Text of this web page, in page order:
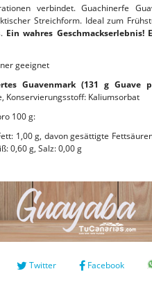
verbindet. Guachinerfe
Streichform. Ideal zum
Ein wahres Geschmackserlebnis!
geeignet
Guavenmark (131 g Guave
Konservierungsstoff: Kaliumsorbat
100 g:
1,00 g, davon gesättigte
0,60 g, Salz: 0,00 g
Twitter Facebook